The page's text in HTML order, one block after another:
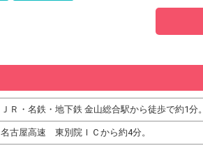
ＪＲ・名鉄・地下鉄 金山総合駅から徒歩で約1分。
名古屋高速 東別院ＩＣから約4分。